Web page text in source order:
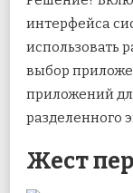
интерфейса
использовать
выбор
приложений
разделенного
Жест